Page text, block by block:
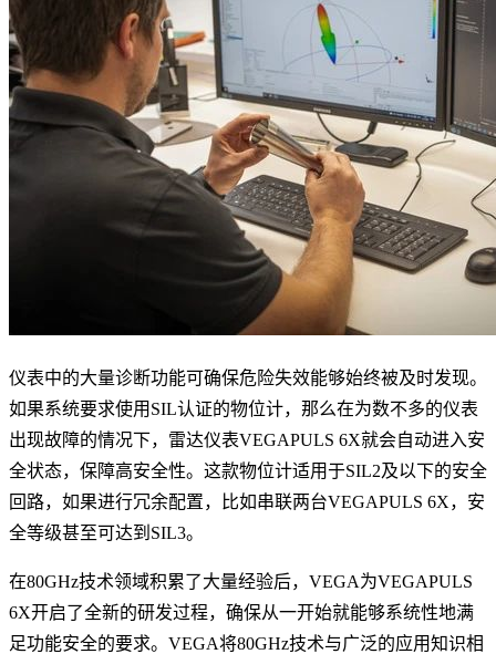
仪表中的大量诊断功能可确保危险失效能够始终被及时发现。
如果系统要求使用SIL认证的物位计，那么在为数不多的仪表
出现故障的情况下，雷达仪表VEGAPULS 6X就会自动进入安
全状态，保障高安全性。这款物位计适用于SIL2及以下的安全
回路，如果进行冗余配置，比如串联两台VEGAPULS 6X，安
全等级甚至可达到SIL3。
在80GHz技术领域积累了大量经验后，VEGA为VEGAPULS
6X开启了全新的研发过程，确保从一开始就能够系统性地满
足功能安全的要求。VEGA将80GHz技术与广泛的应用知识相